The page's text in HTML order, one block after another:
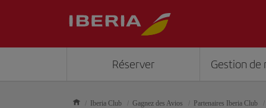
Réserver Gestion de
Iberia Club Gagnez des Avios Partenaires Iberia Club